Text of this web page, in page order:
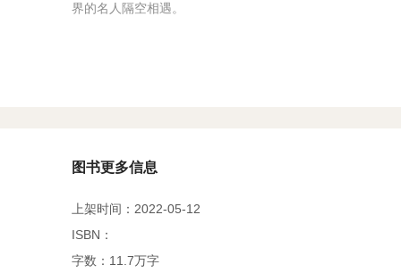
界的名人隔空相遇。
图书更多信息
上架时间：2022-05-12
ISBN：
字数：11.7万字